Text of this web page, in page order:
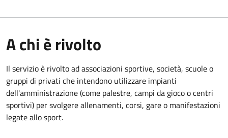
A chi è rivolto
Il servizio è rivolto ad associazioni sportive, società, scuole o
gruppi di privati che intendono utilizzare impianti
dell'amministrazione (come palestre, campi da gioco o centri
sportivi) per svolgere allenamenti, corsi, gare o manifestazioni
legate allo sport.